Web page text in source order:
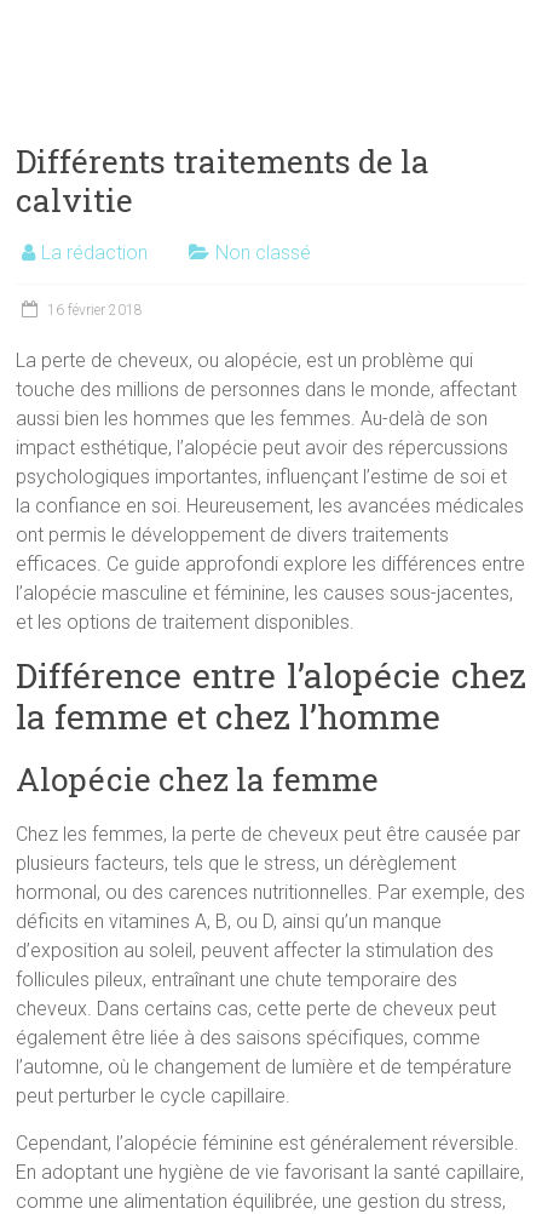
Différents traitements de la
calvitie
La rédaction Non classé
16 février 2018
La perte de cheveux, ou alopécie, est un problème qui
touche des millions de personnes dans le monde, affectant
aussi bien les hommes que les femmes. Au-delà de son
impact esthétique, l’alopécie peut avoir des répercussions
psychologiques importantes, influençant l’estime de soi et
la confiance en soi. Heureusement, les avancées médicales
ont permis le développement de divers traitements
efficaces. Ce guide approfondi explore les différences entre
l’alopécie masculine et féminine, les causes sous-jacentes,
et les options de traitement disponibles.
Différence entre l’alopécie chez
la femme et chez l’homme
Alopécie chez la femme
Chez les femmes, la perte de cheveux peut être causée par
plusieurs facteurs, tels que le stress, un dérèglement
hormonal, ou des carences nutritionnelles. Par exemple, des
déficits en vitamines A, B, ou D, ainsi qu’un manque
d’exposition au soleil, peuvent affecter la stimulation des
follicules pileux, entraînant une chute temporaire des
cheveux. Dans certains cas, cette perte de cheveux peut
également être liée à des saisons spécifiques, comme
l’automne, où le changement de lumière et de température
peut perturber le cycle capillaire.
Cependant, l’alopécie féminine est généralement réversible.
En adoptant une hygiène de vie favorisant la santé capillaire,
comme une alimentation équilibrée, une gestion du stress,